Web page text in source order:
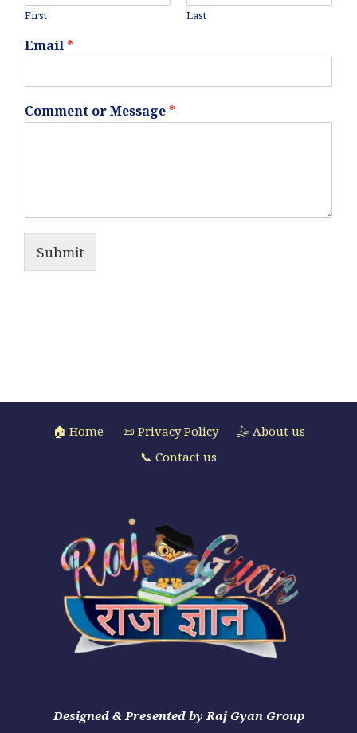
First Last
Email *
Comment or Message *
Submit
🏠 Home 📜 Privacy Policy
🤹 About us
📞 Contact us
Designed & Presented by Raj Gyan Group